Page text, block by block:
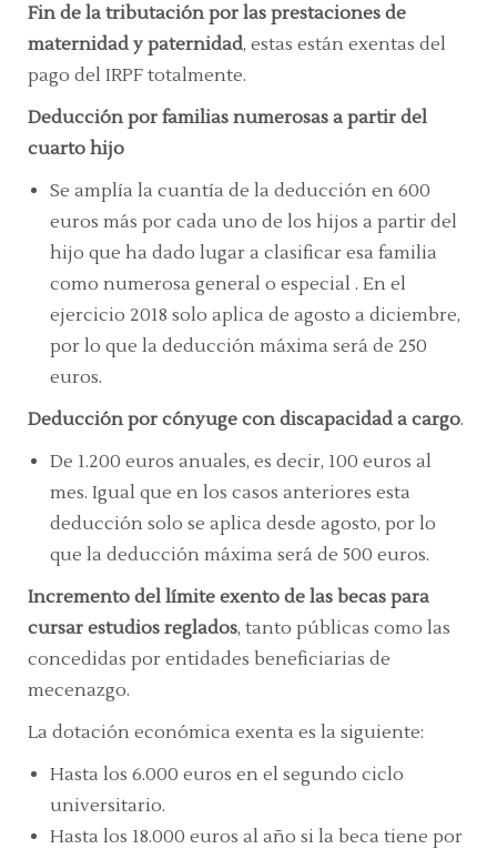
Fin de la tributación por las prestaciones de
maternidad y paternidad, estas están exentas del
pago del IRPF totalmente.
Deducción por familias numerosas a partir del
cuarto hijo
Se amplía la cuantía de la deducción en 600
euros más por cada uno de los hijos a partir del
hijo que ha dado lugar a clasificar esa familia
como numerosa general o especial . En el
ejercicio 2018 solo aplica de agosto a diciembre,
por lo que la deducción máxima será de 250
euros.
Deducción por cónyuge con discapacidad a cargo.
De 1.200 euros anuales, es decir, 100 euros al
mes. Igual que en los casos anteriores esta
deducción solo se aplica desde agosto, por lo
que la deducción máxima será de 500 euros.
Incremento del límite exento de las becas para
cursar estudios reglados, tanto públicas como las
concedidas por entidades beneficiarias de
mecenazgo.
La dotación económica exenta es la siguiente:
Hasta los 6.000 euros en el segundo ciclo
universitario.
Hasta los 18.000 euros al año si la beca tiene por